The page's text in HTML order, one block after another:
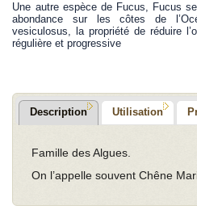
Une autre espèce de Fucus, Fucus
abondance sur les côtes de
vesiculosus, la propriété de réduire
régulière et progressive
Description Utilisation
Famille des Algues.
On l’appelle souvent Chêne